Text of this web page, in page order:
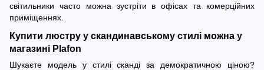
світильники часто можна зустріти в офісах та комерційних
приміщеннях.
Купити люстру у скандинавському стилі можна у
магазині Plafon
Шукаєте модель у стилі сканді за демократичною ціною?